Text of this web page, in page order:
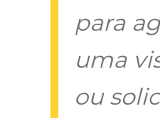
para
uma
ou